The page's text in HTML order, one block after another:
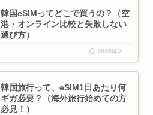
韓国eSIMってどこで買うの？（空
港・オンライン比較と失敗しない
選び方）
2025/4/2
韓国旅行って、eSIM1日あたり何
ギガ必要？（海外旅行始めての方
必見！）